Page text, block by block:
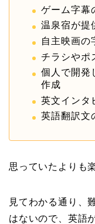
ゲーム字幕
温泉宿が提
自主映画の
チラシやポ
個人で開発
作成
英文インタ
英語翻訳文
思っていたよりも
見てわかる通り、
はないので、英語